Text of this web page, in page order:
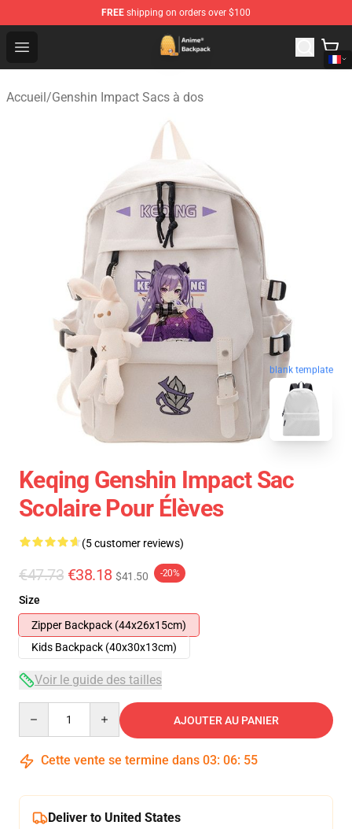
FREE shipping on orders over $100
Open menu
Anime Backpack Shop - Official Anime Backpack Store
Accueil/Genshin Impact Sacs à dos
blank template
Keqing Genshin Impact Sac
Scolaire Pour Élèves
(5 customer reviews)
€47.73 €38.18 $41.50 -20%
Size
Zipper Backpack (44x26x15cm)
Kids Backpack (40x30x13cm)
Voir le guide des tailles
AJOUTER AU PANIER
Cette vente se termine dans 03: 06: 54
Deliver to United States